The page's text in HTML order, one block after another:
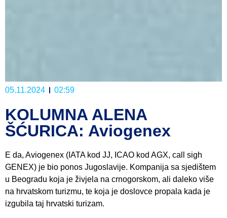
05.11.2024 02:59
KOLUMNA ALENA
ŠĆURICA: Aviogenex
E da, Aviogenex (IATA kod JJ, ICAO kod AGX, call sigh
GENEX) je bio ponos Jugoslavije. Kompanija sa sjedištem
u Beogradu koja je živjela na crnogorskom, ali daleko više
na hrvatskom turizmu, te koja je doslovce propala kada je
izgubila taj hrvatski turizam.